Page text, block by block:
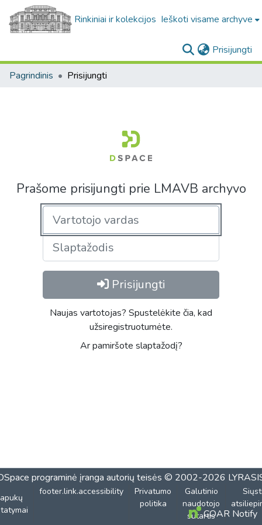
Rinkiniai ir kolekcijos Ieškoti visame archyve
Prisijungti
Pagrindinis Prisijungti
Prašome prisijungti prie LMAVB archyvo
Prisijungti
Naujas vartotojas? Spustelėkite čia, kad
užsiregistruotumėte.
Ar pamiršote slaptažodį?
programinė įranga autorių teisės © 2002-2026
footer.link.accessibility
Privatumo
politika
Galutinio
naudotojo
sutartisCOAR Notify